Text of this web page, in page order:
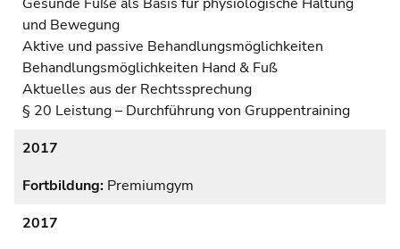
und Bewegung
Aktive und passive Behandlungsmöglichkeiten
Behandlungsmöglichkeiten Hand & Fuß
Aktuelles aus der Rechtssprechung
§ 20 Leistung – Durchführung von Gruppentraining
2017
Fortbildung: Premiumgym
2017